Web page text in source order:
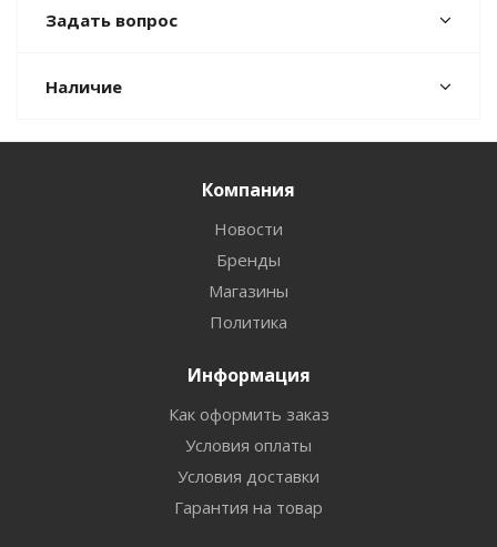
Задать вопрос
Наличие
Компания
Новости
Бренды
Магазины
Политика
Информация
Как оформить заказ
Условия оплаты
Условия доставки
Гарантия на товар